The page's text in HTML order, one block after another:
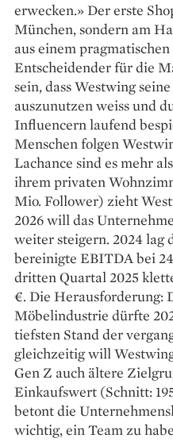
erwecken.» Der erste
München, sondern am
aus einem
Entscheidender für die
sein, dass Westwing
auszunutzen weiss und
Influencern laufend
Menschen folgen
Lachance sind es mehr
ihrem privaten
Mio. Follower) zieht
2026 will das
weiter steigern. 2024 lag
bereinigte EBITDA bei
dritten Quartal 2025
€. Die Herausforderung:
Möbelindus­trie dürfte
tiefsten Stand der
gleichzeitig will
Gen Z auch ältere
Einkaufswert (Schnitt:
betont die
wichtig, ein Team zu